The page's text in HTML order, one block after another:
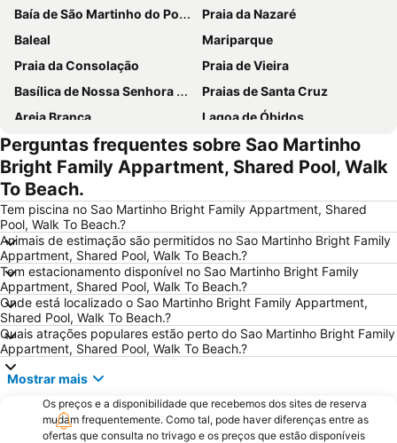
Baía de São Martinho do Porto
Praia da Nazaré
Baleal
Mariparque
Praia da Consolação
Praia de Vieira
Basílica de Nossa Senhora do Rosário de Fátima
Praias de Santa Cruz
Areia Branca
Lagoa de Óbidos
Praia d'El Rey Golf & CC
Foz do Arelho
Grutas de Mira de Aire
Monumento Comemorativo da Batalha do Vimeiro
Mosteiro de Alcobaça
Praia de São Pedro de Moel
Praia das Berlengas
Serra do Montejunto
Salir do Porto
Porto Novo Beach
Castelo de Óbidos
Paredes de Vitória
Capela das Apariçoes
Sítio da Nazaré
Praia d'el Rey
Estádio Municipal de Leiria
Da Foz do Arelho
Bom Sucesso
Museu da Fábrica de Cimento Maceira-Lis
Reserva Natural das Ilhas Berlengas
Igreja Paroquial de Pataias
Praia de Pedra do Ouro
Perguntas frequentes sobre Sao Martinho
Bright Family Appartment, Shared Pool, Walk
To Beach.
Tem piscina no Sao Martinho Bright Family Appartment, Shared
Pool, Walk To Beach.?
Animais de estimação são permitidos no Sao Martinho Bright Family
Appartment, Shared Pool, Walk To Beach.?
Tem estacionamento disponível no Sao Martinho Bright Family
Appartment, Shared Pool, Walk To Beach.?
Onde está localizado o Sao Martinho Bright Family Appartment,
Shared Pool, Walk To Beach.?
Quais atrações populares estão perto do Sao Martinho Bright Family
Appartment, Shared Pool, Walk To Beach.?
Mostrar mais
Os preços e a disponibilidade que recebemos dos sites de reserva
mudam frequentemente. Como tal, pode haver diferenças entre as
ofertas que consulta no trivago e os preços que estão disponíveis